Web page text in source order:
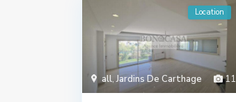
11
all,Jardins De Carthage
Location